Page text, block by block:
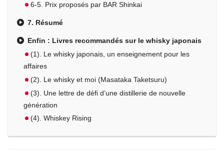
6-5. Prix proposés par BAR Shinkai
7. Résumé
Enfin : Livres recommandés sur le whisky japonais
(1). Le whisky japonais, un enseignement pour les
affaires
(2). Le whisky et moi (Masataka Taketsuru)
(3). Une lettre de défi d’une distillerie de nouvelle
génération
(4). Whiskey Rising